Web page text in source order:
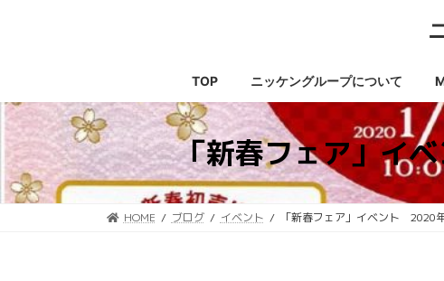
へ
ス
ッ
プ
ョ
ン
移
動
TOP ニッケングループについて
「新春フェア」イ
HOME ブログ イベント 「新春フェア」イベント 2020